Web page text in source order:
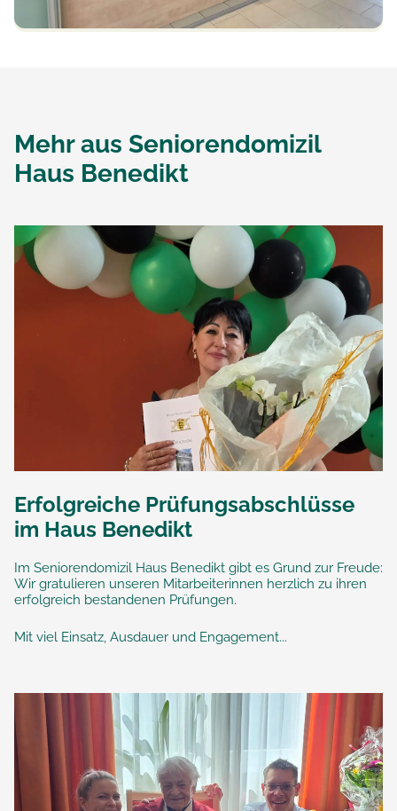
Mehr aus Seniorendomizil
Haus Benedikt
Erfolgreiche Prüfungsabschlüsse
im Haus Benedikt
Im Seniorendomizil Haus Benedikt gibt es Grund zur Freude:
Wir gratulieren unseren Mitarbeiterinnen herzlich zu ihren
erfolgreich bestandenen Prüfungen.
Mit viel Einsatz, Ausdauer und Engagement...